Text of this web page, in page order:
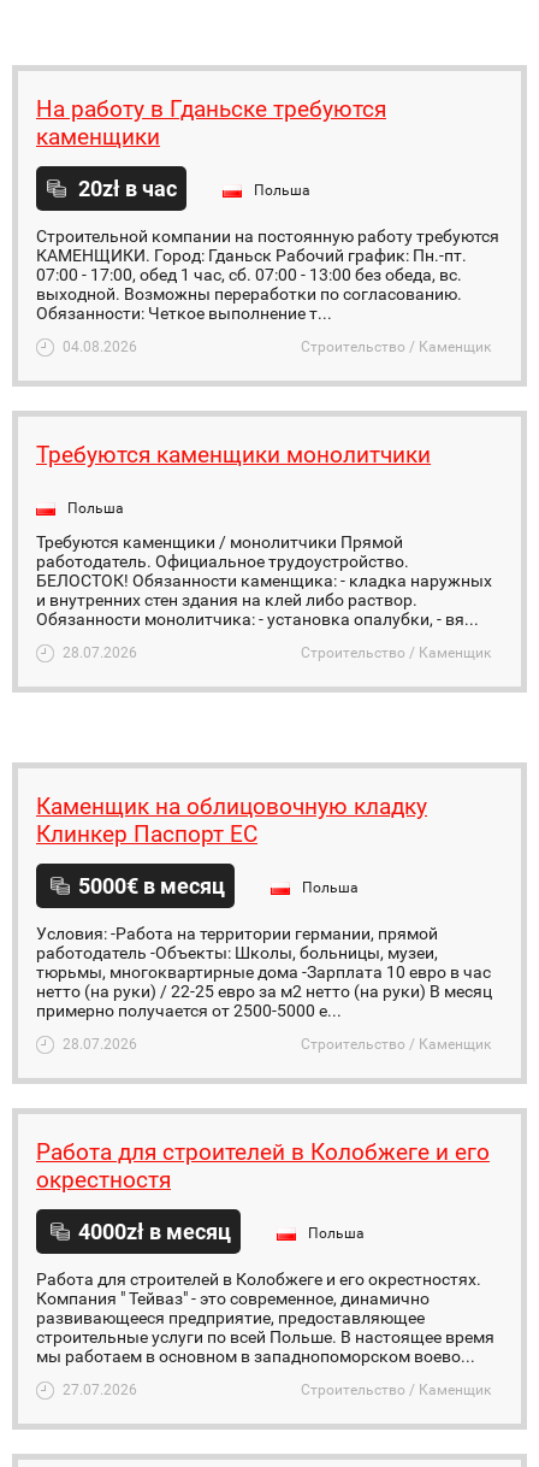
На работу в Гданьске требуются
каменщики
20zł в час Польша
Строительной компании на постоянную работу требуются
КАМЕНЩИКИ. Город: Гданьск Рабочий график: Пн.-пт.
07:00 - 17:00, обед 1 час, сб. 07:00 - 13:00 без обеда, вс.
выходной. Возможны переработки по согласованию.
Обязанности: Четкое выполнение т...
04.08.2026 Строительство / Каменщик
Требуются каменщики монолитчики
Польша
Требуются каменщики / монолитчики Прямой
работодатель. Официальное трудоустройство.
БЕЛОСТОК! Обязанности каменщика: - кладка наружных
и внутренних стен здания на клей либо раствор.
Обязанности монолитчика: - установка опалубки, - вя...
28.07.2026 Строительство / Каменщик
Каменщик на облицовочную кладку
Клинкер Паспорт ЕС
5000€ в месяц Польша
Условия: -Работа на территории германии, прямой
работодатель -Объекты: Школы, больницы, музеи,
тюрьмы, многоквартирные дома -Зарплата 10 евро в час
нетто (на руки) / 22-25 евро за м2 нетто (на руки) В месяц
примерно получается от 2500-5000 е...
28.07.2026 Строительство / Каменщик
Работa для строителей в Колобжеге и его
окрестностя
4000zł в месяц Польша
Работa для строителей в Колобжеге и его окрестностях.
Компания " Тейваз" - это современное, динамично
развивающееся предприятие, предоставляющее
строительные услуги по всей Польше. В настоящее время
мы работаем в основном в западнопоморском воево...
27.07.2026 Строительство / Каменщик